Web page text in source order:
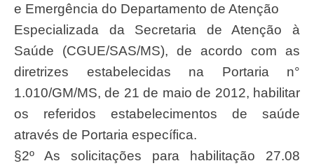
e Emergência do Departamento de Atenção
Especializada da Secretaria de Atenção à
Saúde (CGUE/SAS/MS), de acordo com as
diretrizes estabelecidas na Portaria n°
1.010/GM/MS, de 21 de maio de 2012, habilitar
os referidos estabelecimentos de saúde
através de Portaria específica.
§2º As solicitações para habilitação 27.08